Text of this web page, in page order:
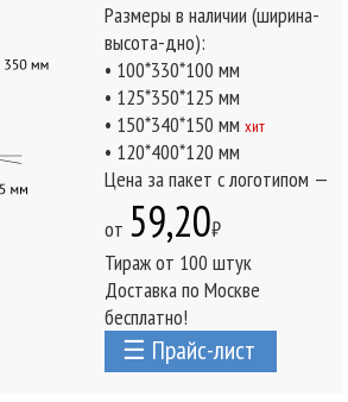
Размеры в наличии (ширина-
высота-дно):
• 100*330*100 мм
• 125*350*125 мм
• 150*340*150 мм хит
• 120*400*120 мм
Цена за пакет с логотипом —
от 59,20₽
Тираж от 100 штук
Доставка по Москве
бесплатно!
☰ Прайс-лист